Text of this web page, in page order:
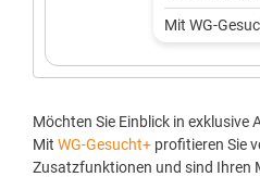
Mit WG-
Möchten Sie Einblick in
Mit WG-Gesucht+ profitieren Sie
Zusatzfunktionen und sind Ihren